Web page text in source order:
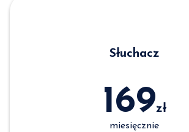
Słuchacz
169zł
miesięcznie